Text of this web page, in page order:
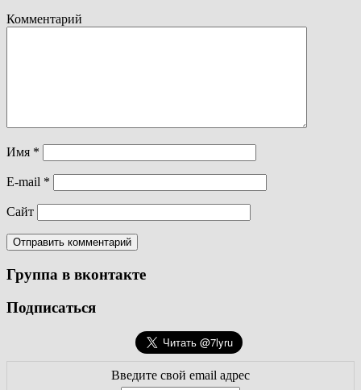
Комментарий
Имя *
E-mail *
Сайт
Группа в вконтакте
Подписаться
Введите свой email адрес